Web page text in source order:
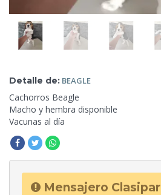
Detalle de: BEAGLE
Cachorros Beagle
Macho y hembra disponible
Vacunas al día
Mensajero Clasipar